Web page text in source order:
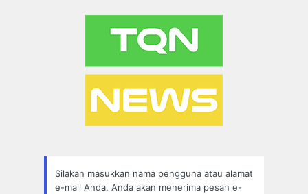
Silakan masukkan nama pengguna atau alamat
e-mail Anda. Anda akan menerima pesan e-